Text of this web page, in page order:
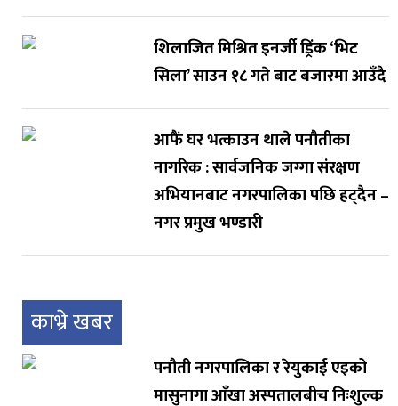
शिलाजित मिश्रित इनर्जी ड्रिंक ‘भिट
सिला’ साउन १८ गते बाट बजारमा आउँदै
आफैं घर भत्काउन थाले पनौतीका
नागरिक : सार्वजनिक जग्गा संरक्षण
अभियानबाट नगरपालिका पछि हट्दैन –
नगर प्रमुख भण्डारी
काभ्रे खबर
पनौती नगरपालिका र रेयुकाई एइको
मासुनागा आँखा अस्पतालबीच निःशुल्क